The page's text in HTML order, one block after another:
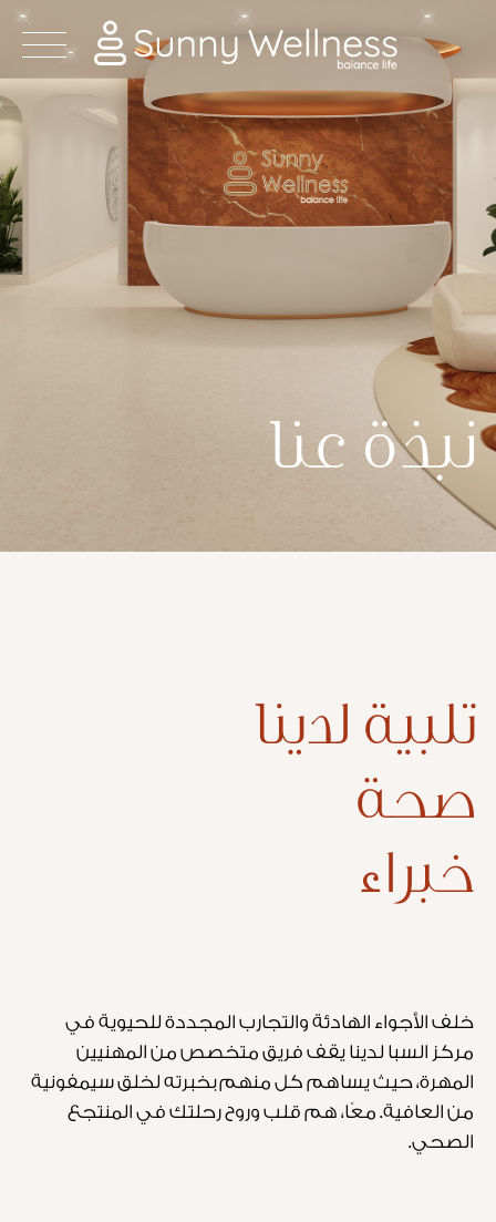
content
نبذة عنا
تلبية لدينا
صحة
خبراء
خلف الأجواء الهادئة والتجارب المجددة للحيوية في
مركز السبا لدينا يقف فريق متخصص من المهنيين
المهرة، حيث يساهم كل منهم بخبرته لخلق سيمفونية
من العافية. معًا، هم قلب وروح رحلتك في المنتجع
الصحي.